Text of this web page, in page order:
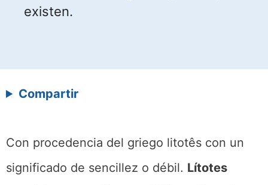
existen.
Compartir
Con procedencia del griego litotês con un
significado de sencillez o débil. Lítotes